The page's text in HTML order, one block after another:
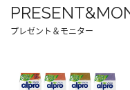
プレゼント＆モニター